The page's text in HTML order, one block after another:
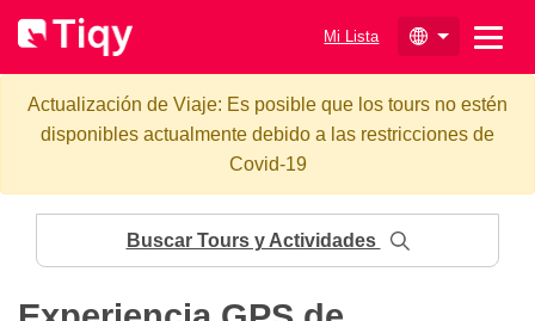
Mi Lista
Actualización de Viaje: Es posible que los tours no estén
disponibles actualmente debido a las restricciones de
Covid-19
Buscar Tours y Actividades